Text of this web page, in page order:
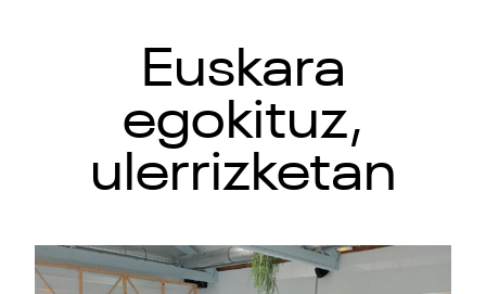
Euskara
egokituz,
ulerrizketan